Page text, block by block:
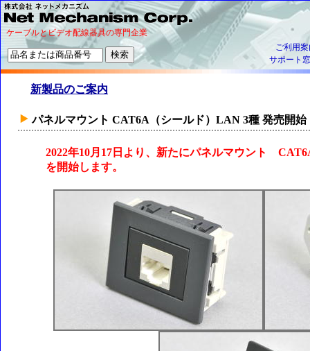
ケーブルとビデオ配線器具の専門企業
ご利用
サポート
新製品のご案内
パネルマウント CAT6A（シールド）LAN 3種 発売開始
2022年10月17日より、新たにパネルマウント
を開始します。